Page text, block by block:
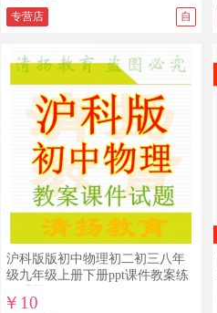
专营店 自
沪科版版初中物理初二初三八年
级九年级上册下册ppt课件教案练
￥10